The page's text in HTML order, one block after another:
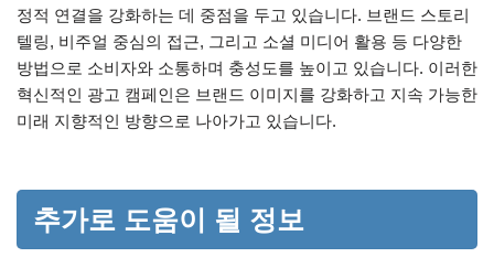
정적 연결을 강화하는 데 중점을 두고 있습니다. 브랜드 스토리
텔링, 비주얼 중심의 접근, 그리고 소셜 미디어 활용 등 다양한
방법으로 소비자와 소통하며 충성도를 높이고 있습니다. 이러한
혁신적인 광고 캠페인은 브랜드 이미지를 강화하고 지속 가능한
미래 지향적인 방향으로 나아가고 있습니다.
추가로 도움이 될 정보